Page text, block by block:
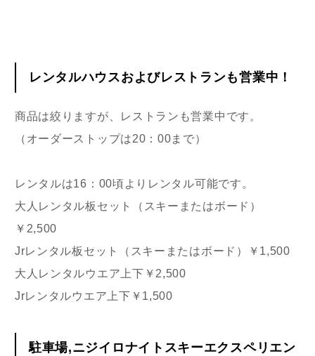
レンタルハウスおよびレストランも営業中！
商品は絞りますが、レストランも営業中です。
（オーダーストップは20：00まで）
レンタルは16：00頃よりレンタル可能です。
大人レンタル板セット（スキーまたはボード）
￥2,500
Jrレンタル板セット（スキーまたはボード）￥1,500
大人レンタルウエア上下￥2,500
Jrレンタルウエア上下￥1,500
駐車場,ニジイロナイトスキーエクスペリエン